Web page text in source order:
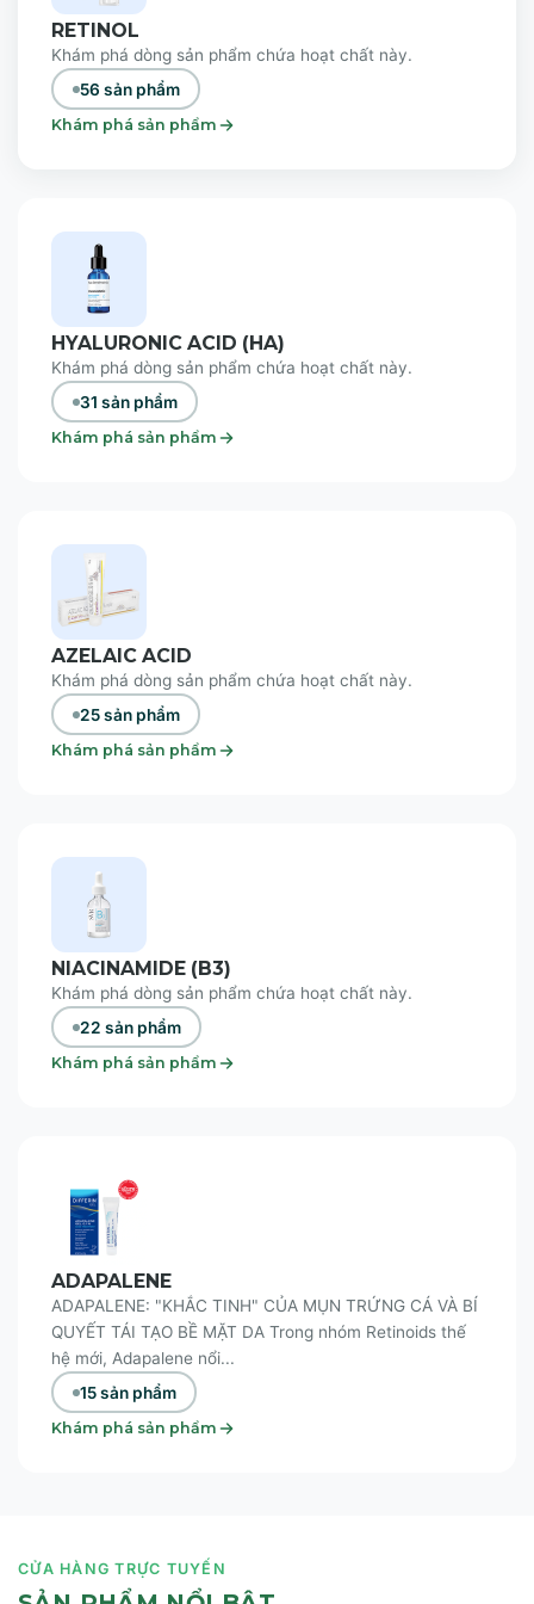
RETINOL
Khám phá dòng sản phẩm chứa hoạt chất này.
56 sản phẩm
Khám phá sản phẩm
HYALURONIC ACID (HA)
Khám phá dòng sản phẩm chứa hoạt chất này.
31 sản phẩm
Khám phá sản phẩm
AZELAIC ACID
Khám phá dòng sản phẩm chứa hoạt chất này.
25 sản phẩm
Khám phá sản phẩm
NIACINAMIDE (B3)
Khám phá dòng sản phẩm chứa hoạt chất này.
22 sản phẩm
Khám phá sản phẩm
ADAPALENE
ADAPALENE: "KHẮC TINH" CỦA MỤN TRỨNG CÁ VÀ BÍ
QUYẾT TÁI TẠO BỀ MẶT DA Trong nhóm Retinoids thế
hệ mới, Adapalene nổi...
15 sản phẩm
Khám phá sản phẩm
CỬA HÀNG TRỰC TUYẾN